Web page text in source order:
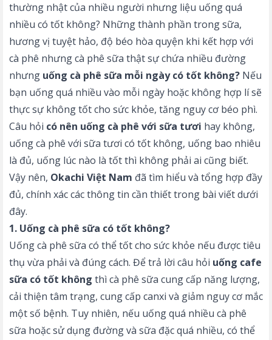
thường nhật của nhiều người nhưng liệu uống quá
nhiều có tốt không? Những thành phần trong sữa,
hương vị tuyệt hảo, độ béo hòa quyện khi kết hợp với
cà phê nhưng cà phê sữa thật sự chứa nhiều đường
nhưng uống cà phê sữa mỗi ngày có tốt không? Nếu
bạn uống quá nhiều vào mỗi ngày hoặc không hợp lí sẽ
thực sự không tốt cho sức khỏe, tăng nguy cơ béo phì.
Câu hỏi có nên uống cà phê với sữa tươi hay không,
uống cà phê với sữa tươi có tốt không, uống bao nhiêu
là đủ, uống lúc nào là tốt thì không phải ai cũng biết.
Vậy nên, Okachi Việt Nam đã tìm hiểu và tổng hợp đầy
đủ, chính xác các thông tin cần thiết trong bài viết dưới
đây.
1. Uống cà phê sữa có tốt không?
Uống cà phê sữa có thể tốt cho sức khỏe nếu được tiêu
thụ vừa phải và đúng cách. Để trả lời câu hỏi uống cafe
sữa có tốt không thì cà phê sữa cung cấp năng lượng,
cải thiện tâm trạng, cung cấp canxi và giảm nguy cơ mắc
một số bệnh. Tuy nhiên, nếu uống quá nhiều cà phê
sữa hoặc sử dụng đường và sữa đặc quá nhiều, có thể